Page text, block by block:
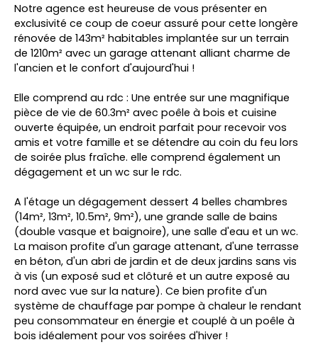
Notre agence est heureuse de vous présenter en
exclusivité ce coup de coeur assuré pour cette longère
rénovée de 143m² habitables implantée sur un terrain
de 1210m² avec un garage attenant alliant charme de
l'ancien et le confort d'aujourd'hui !
Elle comprend au rdc : Une entrée sur une magnifique
pièce de vie de 60.3m² avec poêle à bois et cuisine
ouverte équipée, un endroit parfait pour recevoir vos
amis et votre famille et se détendre au coin du feu lors
de soirée plus fraîche. elle comprend également un
dégagement et un wc sur le rdc.
A l'étage un dégagement dessert 4 belles chambres
(14m², 13m², 10.5m², 9m²), une grande salle de bains
(double vasque et baignoire), une salle d'eau et un wc.
La maison profite d'un garage attenant, d'une terrasse
en béton, d'un abri de jardin et de deux jardins sans vis
à vis (un exposé sud et clôturé et un autre exposé au
nord avec vue sur la nature). Ce bien profite d'un
système de chauffage par pompe à chaleur le rendant
peu consommateur en énergie et couplé à un poêle à
bois idéalement pour vos soirées d'hiver !